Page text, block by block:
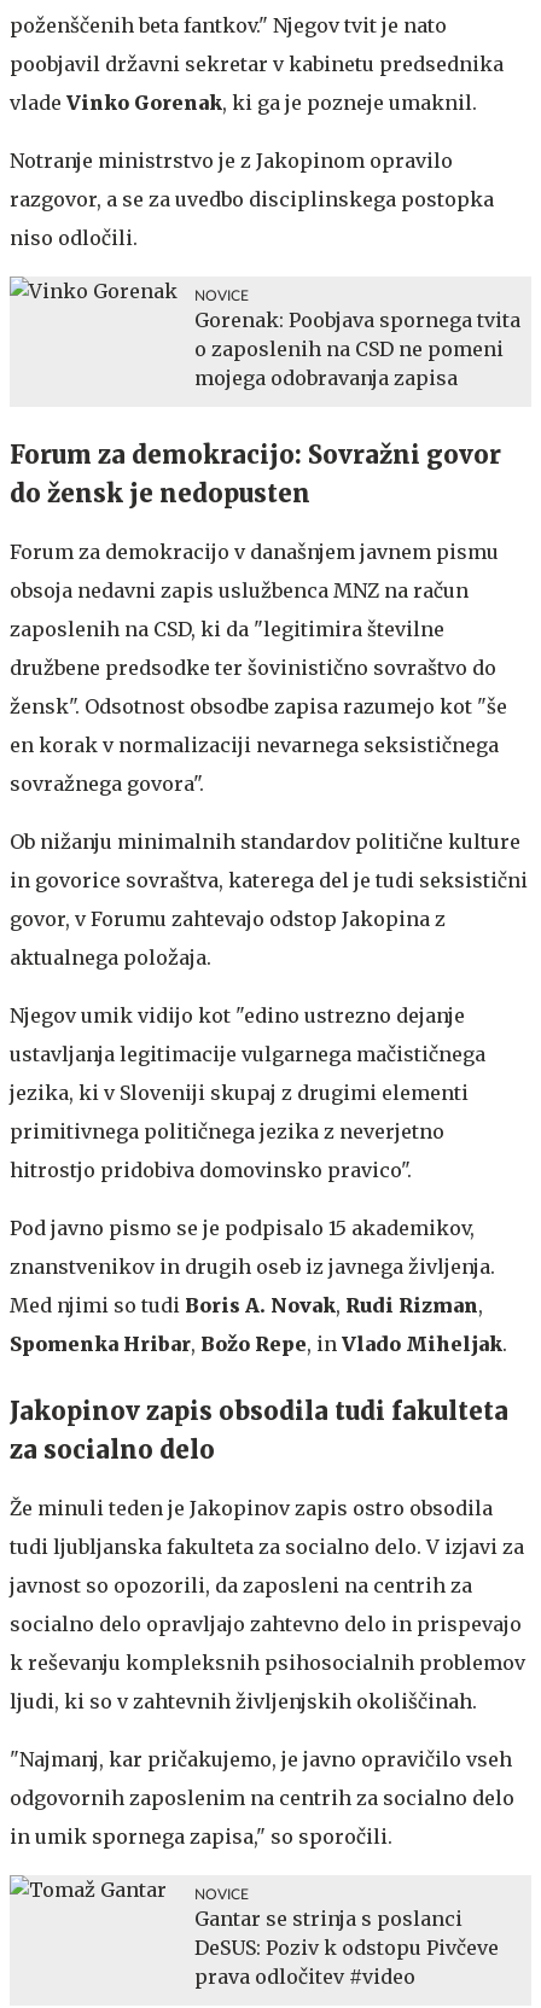
poženščenih beta fantkov." Njegov tvit je nato
poobjavil državni sekretar v kabinetu predsednika
vlade Vinko Gorenak, ki ga je pozneje umaknil.
Notranje ministrstvo je z Jakopinom opravilo
razgovor, a se za uvedbo disciplinskega postopka
niso odločili.
NOVICE
Gorenak: Poobjava spornega tvita
o zaposlenih na CSD ne pomeni
mojega odobravanja zapisa
Forum za demokracijo: Sovražni govor
do žensk je nedopusten
Forum za demokracijo v današnjem javnem pismu
obsoja nedavni zapis uslužbenca MNZ na račun
zaposlenih na CSD, ki da "legitimira številne
družbene predsodke ter šovinistično sovraštvo do
žensk". Odsotnost obsodbe zapisa razumejo kot "še
en korak v normalizaciji nevarnega seksističnega
sovražnega govora".
Ob nižanju minimalnih standardov politične kulture
in govorice sovraštva, katerega del je tudi seksistični
govor, v Forumu zahtevajo odstop Jakopina z
aktualnega položaja.
Njegov umik vidijo kot "edino ustrezno dejanje
ustavljanja legitimacije vulgarnega mačističnega
jezika, ki v Sloveniji skupaj z drugimi elementi
primitivnega političnega jezika z neverjetno
hitrostjo pridobiva domovinsko pravico".
Pod javno pismo se je podpisalo 15 akademikov,
znanstvenikov in drugih oseb iz javnega življenja.
Med njimi so tudi Boris A. Novak, Rudi Rizman,
Spomenka Hribar, Božo Repe, in Vlado Miheljak.
Jakopinov zapis obsodila tudi fakulteta
za socialno delo
Že minuli teden je Jakopinov zapis ostro obsodila
tudi ljubljanska fakulteta za socialno delo. V izjavi za
javnost so opozorili, da zaposleni na centrih za
socialno delo opravljajo zahtevno delo in prispevajo
k reševanju kompleksnih psihosocialnih problemov
ljudi, ki so v zahtevnih življenjskih okoliščinah.
"Najmanj, kar pričakujemo, je javno opravičilo vseh
odgovornih zaposlenim na centrih za socialno delo
in umik spornega zapisa," so sporočili.
NOVICE
Gantar se strinja s poslanci
DeSUS: Poziv k odstopu Pivčeve
prava odločitev #video